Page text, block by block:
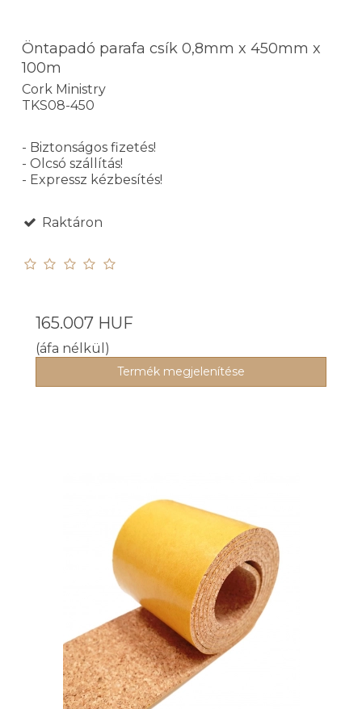
Öntapadó parafa csík 0,8mm x 450mm x
100m
Cork Ministry
TKS08-450
- Biztonságos fizetés!
- Olcsó szállítás!
- Expressz kézbesítés!
Raktáron
165.007 HUF
(áfa nélkül)
Termék megjelenítése